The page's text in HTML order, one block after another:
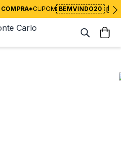
COMPRA*CUPOM BEMVINDO20